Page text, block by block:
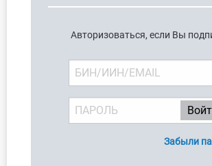
Авторизоваться, если Вы
Забыли